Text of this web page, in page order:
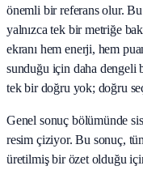
önemli bir referans olur. Bu
yalnızca tek bir metriğe
ekranı hem enerji, hem
sunduğu için daha dengeli
tek bir doğru yok; doğru
Genel sonuç bölümünde
resim çiziyor. Bu sonuç,
üretilmiş bir özet olduğu